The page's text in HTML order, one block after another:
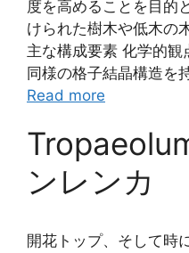
度を高めることを目的
けられた樹木や低木の
主な構成要素 化学的観
同様の格子結晶構造を
Read more
ンレンカ
開花トップ、そして時